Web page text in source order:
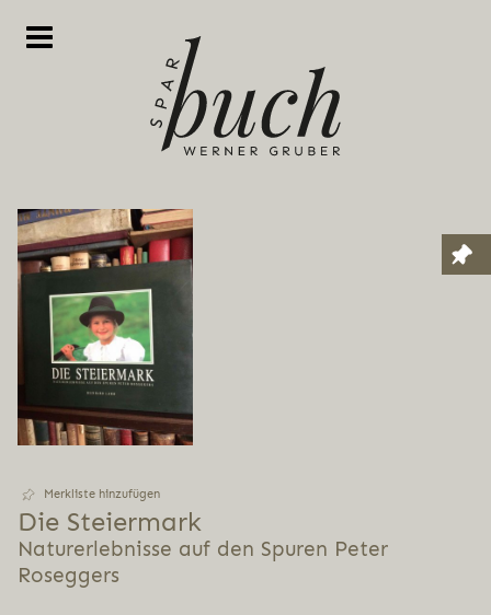
Merkliste hinzufügen
Die Stei­er­mark
Naturerlebnisse auf den Spuren Peter
Roseggers